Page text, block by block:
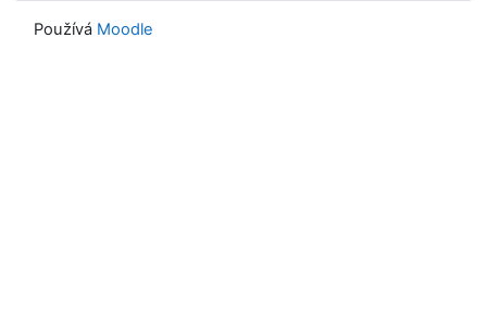
Používá Moodle